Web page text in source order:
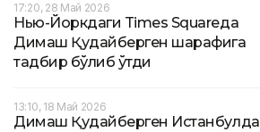
17:20, 28 Май 2026
Нью-Йоркдаги Times Squareда
Димаш Қудайберген шарафига
тадбир бўлиб ўтди
13:10, 18 Май 2026
Димаш Қудайберген Истанбулда